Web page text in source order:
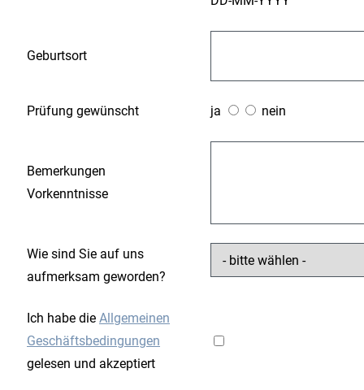
Geburtsort
Prüfung gewünscht ja nein
Bemerkungen
Vorkenntnisse
Wie sind Sie auf uns
aufmerksam geworden?
Ich habe die Allgemeinen
Geschäftsbedingungen
gelesen und akzeptiert